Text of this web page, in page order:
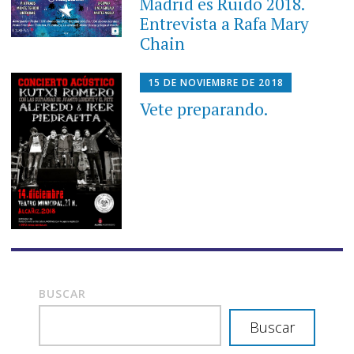
Entrevista a Rafa Mary
Chain
15 DE NOVIEMBRE DE 2018
Vete preparando.
BUSCAR
Buscar